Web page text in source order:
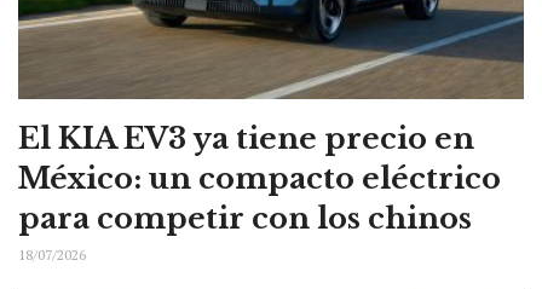
El KIA EV3 ya tiene precio en
México: un compacto eléctrico
para competir con los chinos
18/07/2026